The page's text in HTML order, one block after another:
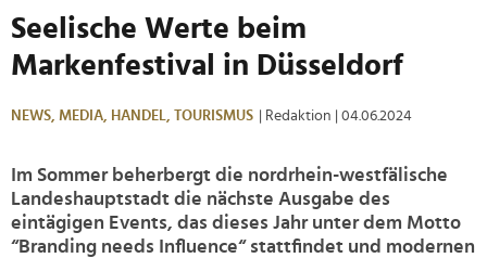
Seelische Werte beim
Markenfestival in Düsseldorf
NEWS, MEDIA, HANDEL, TOURISMUS | Redaktion | 04.06.2024
Im Sommer beherbergt die nordrhein-westfälische
Landeshauptstadt die nächste Ausgabe des
eintägigen Events, das dieses Jahr unter dem Motto
“Branding needs Influence“ stattfindet und modernen